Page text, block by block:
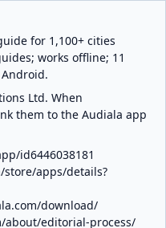
for 1,100+ cities
works offline; 11
Ltd. When
them to the Audiala app
id6446038181
store/apps/details?
download/
about/editorial-process/